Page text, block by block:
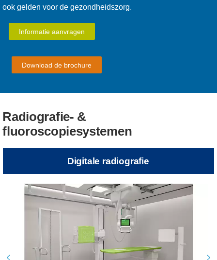
ook gelden voor de gezondheidszorg.
Informatie aanvragen
Download de brochure
Radiografie- &
fluoroscopiesystemen
Digitale radiografie